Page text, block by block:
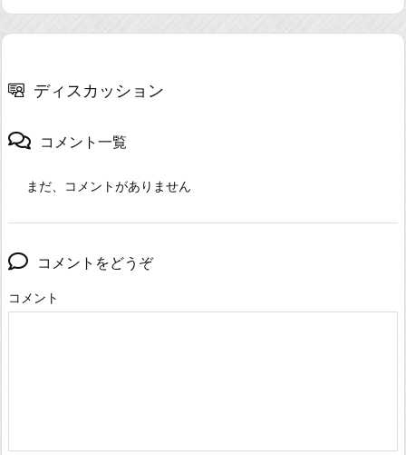
ディスカッション
コメント一覧
まだ、コメントがありません
コメントをどうぞ
コメント